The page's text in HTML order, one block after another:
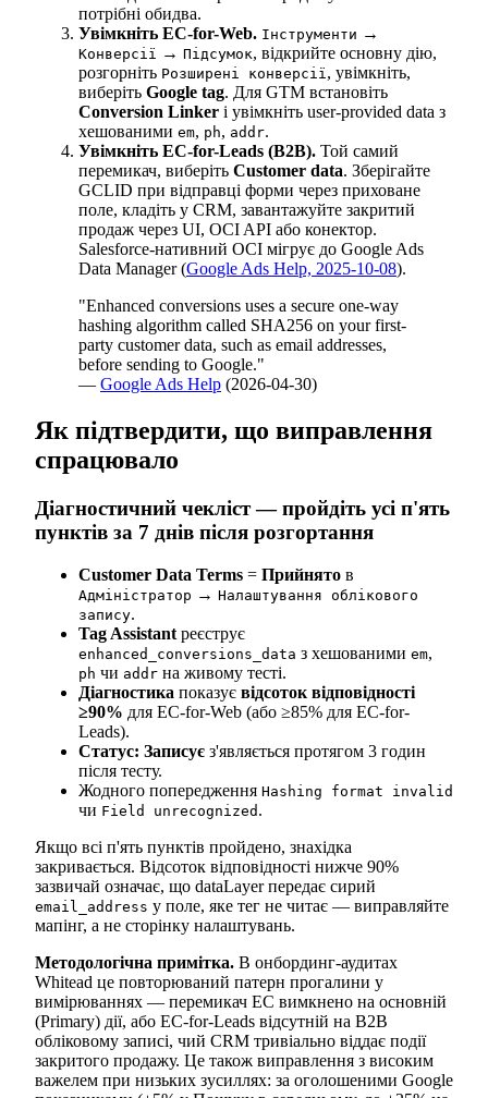
потрібні обидва.
Увімкніть EC-for-Web. Інструменти →
Конверсії → Підсумок, відкрийте основну дію,
розгорніть Розширені конверсії, увімкніть,
виберіть Google tag. Для GTM встановіть
Conversion Linker і увімкніть user-provided data з
хешованими em, ph, addr.
Увімкніть EC-for-Leads (B2B). Той самий
перемикач, виберіть Customer data. Зберігайте
GCLID при відправці форми через приховане
поле, кладіть у CRM, завантажуйте закритий
продаж через UI, OCI API або конектор.
Salesforce-нативний OCI мігрує до Google Ads
Data Manager (Google Ads Help, 2025-10-08).
"Enhanced conversions uses a secure one-way
hashing algorithm called SHA256 on your first-
party customer data, such as email addresses,
before sending to Google."
— Google Ads Help (2026-04-30)
Як підтвердити, що виправлення
спрацювало
Діагностичний чекліст — пройдіть усі п'ять
пунктів за 7 днів після розгортання
Customer Data Terms = Прийнято в
Адміністратор → Налаштування облікового
запису.
Tag Assistant реєструє
enhanced_conversions_data з хешованими em,
ph чи addr на живому тесті.
Діагностика показує відсоток відповідності
≥90% для EC-for-Web (або ≥85% для EC-for-
Leads).
Статус: Записує з'являється протягом 3 годин
після тесту.
Жодного попередження Hashing format invalid
чи Field unrecognized .
Якщо всі п'ять пунктів пройдено, знахідка
закривається. Відсоток відповідності нижче 90%
зазвичай означає, що dataLayer передає сирий
email_address у поле, яке тег не читає — виправляйте
мапінг, а не сторінку налаштувань.
Методологічна примітка. В онбординг-аудитах
Whitead це повторюваний патерн прогалини у
вимірюваннях — перемикач EC вимкнено на основній
(Primary) дії, або EC-for-Leads відсутній на B2B
обліковому записі, чий CRM тривіально віддає події
закритого продажу. Це також виправлення з високим
важелем при низьких зусиллях: за оголошеними Google